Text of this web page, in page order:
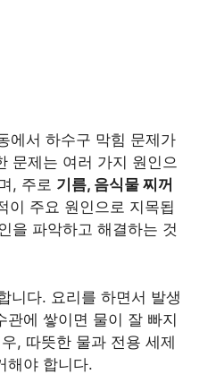
에서 하수구 막힘 문제가
문제는 여러 가지 원인으
, 주로 기름, 음식물 찌꺼
이 주요 원인으로 지목됩
을 파악하고 해결하는 것
니다. 요리를 하면서 발생
관에 쌓이면 물이 잘 빠지
, 따뜻한 물과 전용 세제
해야 합니다.